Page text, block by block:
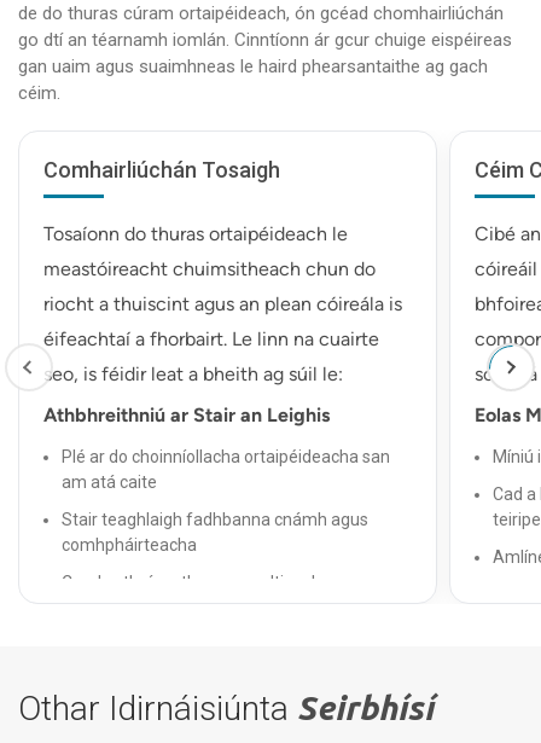
de do thuras cúram ortaipéideach, ón gcéad chomhairliúchán
go dtí an téarnamh iomlán. Cinntíonn ár gcur chuige eispéireas
gan uaim agus suaimhneas le haird phearsantaithe ag gach
céim.
Comhairliúchán Tosaigh
Tosaíonn do thuras ortaipéideach le
meastóireacht chuimsitheach chun do
riocht a thuiscint agus an plean cóireála is
éifeachtaí a fhorbairt. Le linn na cuairte
seo, is féidir leat a bheith ag súil le:
Athbhreithniú ar Stair an Leighis
Plé ar do choinníollacha ortaipéideacha san
am atá caite
Stair teaghlaigh fadhbanna cnámh agus
comhpháirteacha
Comharthaí reatha agus a dtionchar ar an
saol laethúil
Scrúdú Fisiciúil
Céim
Cibé
scoth
Eolas
Míniú
Cad
teiripe
Othar Idirnáisiúnta Seirbhísí